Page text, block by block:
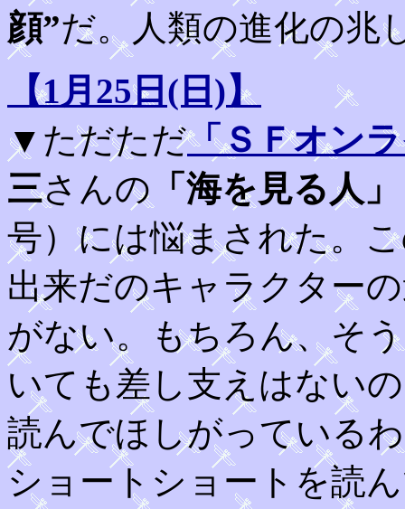
顔”だ。人類の進化の兆
【1月25日(日)】
▼ただただ「ＳＦオン
三さんの 「海を見る人」
号）には悩まされた。
出来だのキャラクター
がない。もちろん、そ
いても差し支えはない
読んでほしがっている
ショートショートを読